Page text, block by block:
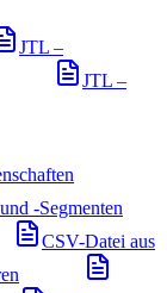
JTL –
JTL –
-Segmenten
CSV-Datei aus